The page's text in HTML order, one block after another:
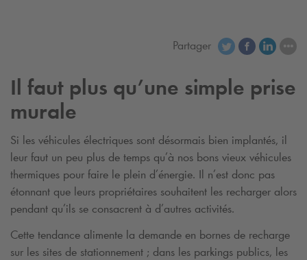
Partager
Il faut plus qu’une simple prise
murale
Si les véhicules électriques sont désormais bien implantés, il
leur faut un peu plus de temps qu’à nos bons vieux véhicules
thermiques pour faire le plein d’énergie. Il n’est donc pas
étonnant que leurs propriétaires souhaitent les recharger alors
pendant qu’ils se consacrent à d’autres activités.
Cette tendance alimente la demande en bornes de recharge
sur les sites de stationnement ; dans les parkings publics, les